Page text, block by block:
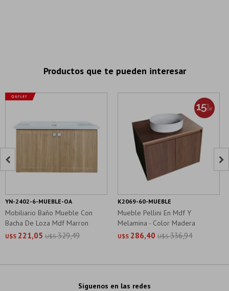
Productos que te pueden interesar
Mobiliario Baño Mueble Con
Bacha De Loza Mdf Marron
80X50Cm
U$S 221,05 U$S 329,49
YN-2402-6-MUEBLE-OA
Mueble Pellini En Mdf Y
Melamina - Color Madera
U$S 286,40 U$S 336,94
K2069-60-MUEBLE
 
Síguenos en las redes